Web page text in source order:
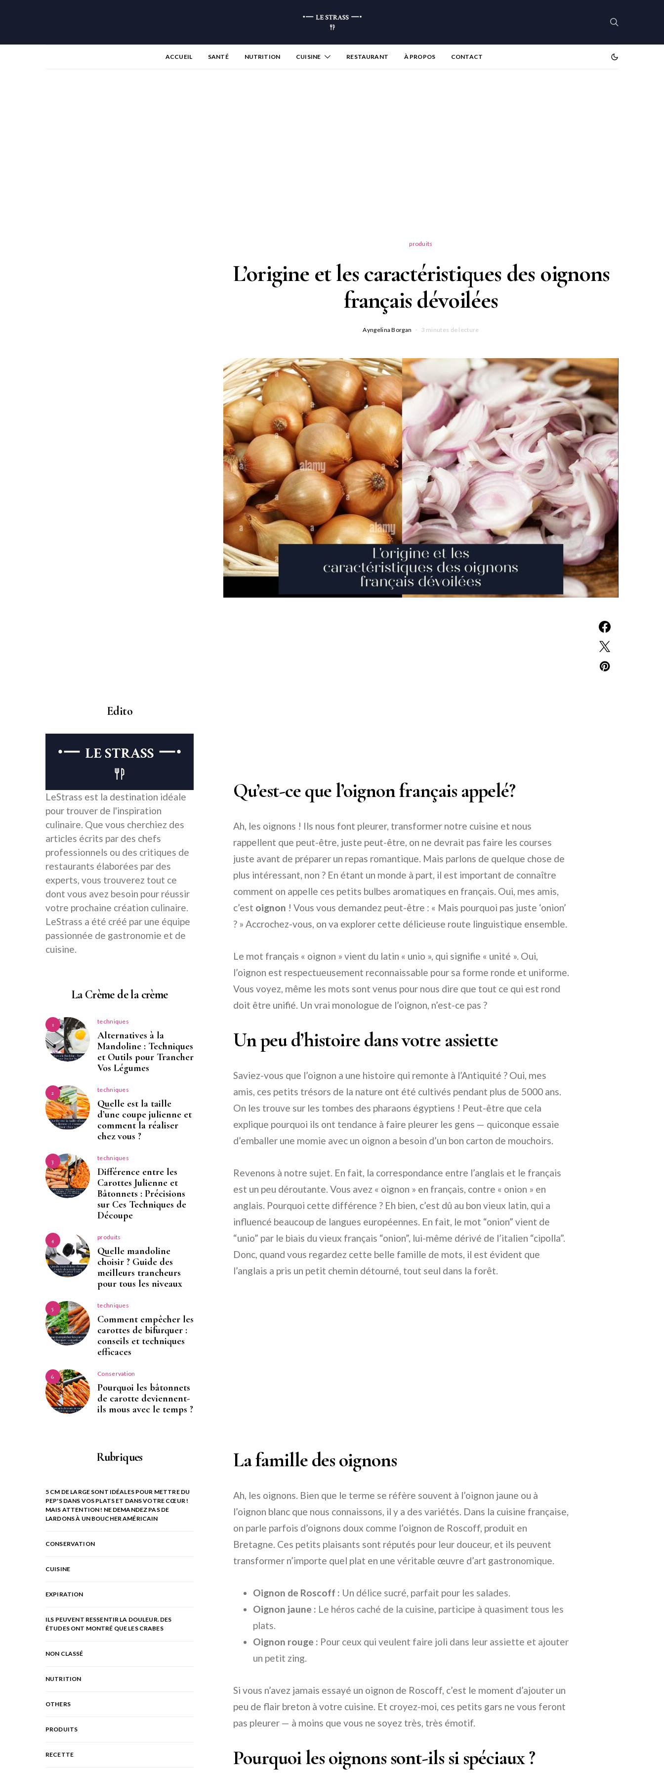
ACCUEIL SANTÉ NUTRITION CUISINE RESTAURANT À PROPOS CONTACT
produits
L’origine et les caractéristiques des oignons
français dévoilées
Ayngelina Borgan 3 minutes de lecture
Qu’est-ce que l’oignon français appelé?
Ah, les oignons ! Ils nous font pleurer, transformer notre cuisine et nous
rappellent que peut-être, juste peut-être, on ne devrait pas faire les courses
juste avant de préparer un repas romantique. Mais parlons de quelque chose de
plus intéressant, non ? En étant un monde à part, il est important de connaître
comment on appelle ces petits bulbes aromatiques en français. Oui, mes amis,
c’est oignon ! Vous vous demandez peut-être : « Mais pourquoi pas juste ‘onion’
? » Accrochez-vous, on va explorer cette délicieuse route linguistique ensemble.
Le mot français « oignon » vient du latin « unio », qui signifie « unité ». Oui,
l’oignon est respectueusement reconnaissable pour sa forme ronde et uniforme.
Vous voyez, même les mots sont venus pour nous dire que tout ce qui est rond
doit être unifié. Un vrai monologue de l’oignon, n’est-ce pas ?
Un peu d’histoire dans votre assiette
Saviez-vous que l’oignon a une histoire qui remonte à l’Antiquité ? Oui, mes
amis, ces petits trésors de la nature ont été cultivés pendant plus de 5000 ans.
On les trouve sur les tombes des pharaons égyptiens ! Peut-être que cela
explique pourquoi ils ont tendance à faire pleurer les gens — quiconque essaie
d’emballer une momie avec un oignon a besoin d’un bon carton de mouchoirs.
Revenons à notre sujet. En fait, la correspondance entre l’anglais et le français
est un peu déroutante. Vous avez « oignon » en français, contre « onion » en
anglais. Pourquoi cette différence ? Eh bien, c’est dû au bon vieux latin, qui a
influencé beaucoup de langues européennes. En fait, le mot “onion” vient de
“unio” par le biais du vieux français “onion”, lui-même dérivé de l’italien “cipolla”.
Donc, quand vous regardez cette belle famille de mots, il est évident que
l’anglais a pris un petit chemin détourné, tout seul dans la forêt.
La famille des oignons
Ah, les oignons. Bien que le terme se réfère souvent à l’oignon jaune ou à
l’oignon blanc que nous connaissons, il y a des variétés. Dans la cuisine française,
on parle parfois d’oignons doux comme l’oignon de Roscoff, produit en
Bretagne. Ces petits plaisants sont réputés pour leur douceur, et ils peuvent
transformer n’importe quel plat en une véritable œuvre d’art gastronomique.
Oignon de Roscoff : Un délice sucré, parfait pour les salades.
Oignon jaune : Le héros caché de la cuisine, participe à quasiment tous les
plats.
Oignon rouge : Pour ceux qui veulent faire joli dans leur assiette et ajouter
un petit zing.
Si vous n’avez jamais essayé un oignon de Roscoff, c’est le moment d’ajouter un
peu de flair breton à votre cuisine. Et croyez-moi, ces petits gars ne vous feront
pas pleurer — à moins que vous ne soyez très, très émotif.
Pourquoi les oignons sont-ils si spéciaux ?
Edito
LeStrass est la destination idéale
pour trouver de l'inspiration
culinaire. Que vous cherchiez des
articles écrits par des chefs
professionnels ou des critiques de
restaurants élaborées par des
experts, vous trouverez tout ce
dont vous avez besoin pour réussir
votre prochaine création culinaire.
LeStrass a été créé par une équipe
passionnée de gastronomie et de
cuisine.
La Crème de la crème
1 techniques
Alternatives à la
Mandoline : Techniques
et Outils pour Trancher
Vos Légumes
2 techniques
Quelle est la taille
d’une coupe julienne et
comment la réaliser
chez vous ?
3 techniques
Différence entre les
Carottes Julienne et
Bâtonnets : Précisions
sur Ces Techniques de
Découpe
4 produits
Quelle mandoline
choisir ? Guide des
meilleurs trancheurs
pour tous les niveaux
5 techniques
Comment empêcher les
carottes de bifurquer :
conseils et techniques
efficaces
6 Conservation
Pourquoi les bâtonnets
de carotte deviennent-
ils mous avec le temps ?
Rubriques
5 CM DE LARGE SONT IDÉALES POUR METTRE DU
PEP'S DANS VOS PLATS ET DANS VOTRE CŒUR !
MAIS ATTENTION ! NE DEMANDEZ PAS DE
LARDONS À UN BOUCHER AMÉRICAIN
CONSERVATION
CUISINE
EXPIRATION
ILS PEUVENT RESSENTIR LA DOULEUR. DES
ÉTUDES ONT MONTRÉ QUE LES CRABES
NON CLASSÉ
NUTRITION
OTHERS
PRODUITS
RECETTE